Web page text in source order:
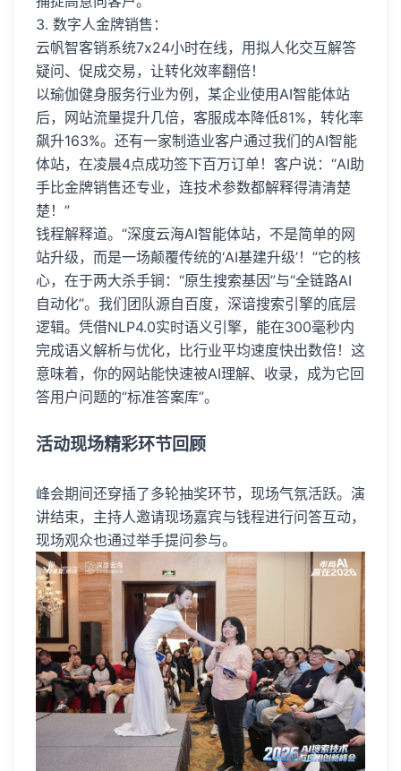
3. 数字人金牌销售：
云帆智客销系统7x24小时在线，用拟人化交互解答
疑问、促成交易，让转化效率翻倍！
以瑜伽健身服务行业为例，某企业使用AI智能体站
后，网站流量提升几倍，客服成本降低81%，转化率
飙升163%。还有一家制造业客户通过我们的AI智能
体站，在凌晨4点成功签下百万订单！客户说：“AI助
手比金牌销售还专业，连技术参数都解释得清清楚
楚！”
钱程解释道。“深度云海AI智能体站，不是简单的网
站升级，而是一场颠覆传统的‘AI基建升级’！”它的核
心，在于两大杀手锏：“原生搜索基因”与“全链路AI
自动化”。我们团队源自百度，深谙搜索引擎的底层
逻辑。凭借NLP4.0实时语义引擎，能在300毫秒内
完成语义解析与优化，比行业平均速度快出数倍！这
意味着，你的网站能快速被AI理解、收录，成为它回
答用户问题的“标准答案库”。
活动现场精彩环节回顾
峰会期间还穿插了多轮抽奖环节，现场气氛活跃。演
讲结束，主持人邀请现场嘉宾与钱程进行问答互动，
现场观众也通过举手提问参与。